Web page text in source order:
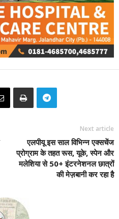
Next article
एलपीयू इस साल विभिन्न एक्सचेंज
प्रोग्राम के तहत रूस, यूके, स्पेन और
मलेशिया से 50+ इंटरनेशनल छात्रों
की मेज़बानी कर रहा है